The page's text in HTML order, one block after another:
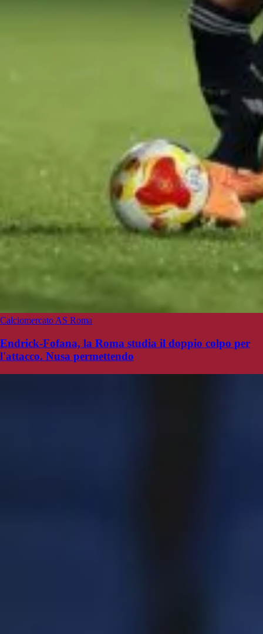
Calciomercato AS Roma
Endrick-Fofana, la Roma studia il doppio colpo per
l'attacco. Nusa permettendo